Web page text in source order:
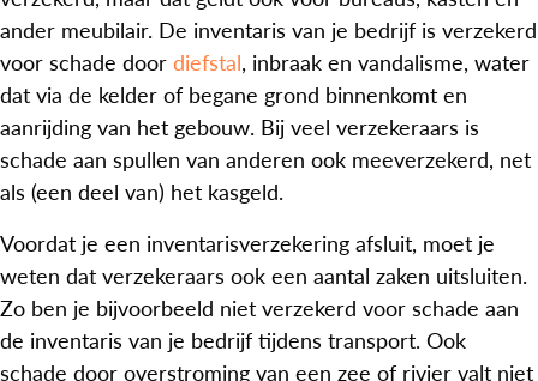
ander meubilair. De inventaris van je bedrijf is verzekerd
voor schade door diefstal, inbraak en vandalisme, water
dat via de kelder of begane grond binnenkomt en
aanrijding van het gebouw. Bij veel verzekeraars is
schade aan spullen van anderen ook meeverzekerd, net
als (een deel van) het kasgeld.
Voordat je een inventarisverzekering afsluit, moet je
weten dat verzekeraars ook een aantal zaken uitsluiten.
Zo ben je bijvoorbeeld niet verzekerd voor schade aan
de inventaris van je bedrijf tijdens transport. Ook
schade door overstroming van een zee of rivier valt niet